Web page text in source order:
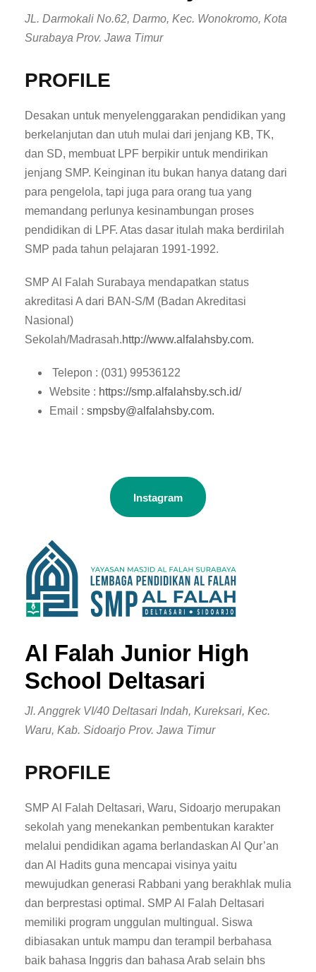
JL. Darmokali No.62, Darmo, Kec. Wonokromo, Kota
Surabaya Prov. Jawa Timur
PROFILE
Desakan untuk menyelenggarakan pendidikan yang
berkelanjutan dan utuh mulai dari jenjang KB, TK,
dan SD, membuat LPF berpikir untuk mendirikan
jenjang SMP. Keinginan itu bukan hanya datang dari
para pengelola, tapi juga para orang tua yang
memandang perlunya kesinambungan proses
pendidikan di LPF. Atas dasar itulah maka berdirilah
SMP pada tahun pelajaran 1991-1992.
SMP Al Falah Surabaya mendapatkan status
akreditasi A dari BAN-S/M (Badan Akreditasi
Nasional)
Sekolah/Madrasah.http://www.alfalahsby.com.
Telepon : (031) 99536122
Website : https://smp.alfalahsby.sch.id/
Email : smpsby@alfalahsby.com.
Instagram
Al Falah Junior High
School Deltasari
Jl. Anggrek VI/40 Deltasari Indah, Kureksari, Kec.
Waru, Kab. Sidoarjo Prov. Jawa Timur
PROFILE
SMP Al Falah Deltasari, Waru, Sidoarjo merupakan
sekolah yang menekankan pembentukan karakter
melalui pendidikan agama berlandaskan Al Qur’an
dan Al Hadits guna mencapai visinya yaitu
mewujudkan generasi Rabbani yang berakhlak mulia
dan berprestasi optimal. SMP Al Falah Deltasari
memiliki program unggulan multingual. Siswa
dibiasakan untuk mampu dan terampil berbahasa
baik bahasa Inggris dan bahasa Arab selain bhs